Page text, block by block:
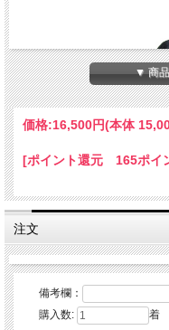
▼ 商
価格:16,500円(本体
[ポイント還元 165ポイ
注文
備考欄：
購入数:
着